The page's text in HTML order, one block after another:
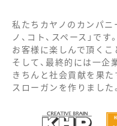
私たちカヤノのカンパニ
ノ、コト、スペース」です。
お客様に楽しんで頂くこ
そして、最終的には一企
きちんと社会貢献を果
スローガンを作りました。